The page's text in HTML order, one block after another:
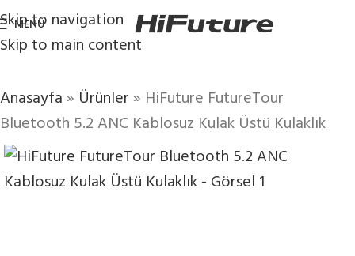
Skip to navigation
Skip to main content
MENÜ
Anasayfa » Ürünler » HiFuture FutureTour
Bluetooth 5.2 ANC Kablosuz Kulak Üstü Kulaklık